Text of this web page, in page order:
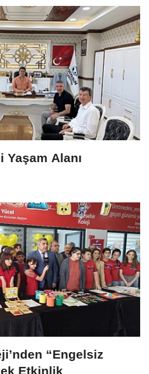
Yaşam Alanı
“Engelsiz
Etkinlik